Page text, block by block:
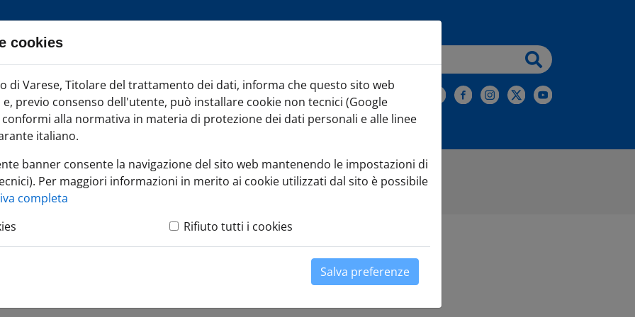
Iscriviti alla Newsletter
la forma giuridica d'impresa
forma giuridica d'impresa
cookies
di Varese, Titolare del trattamento dei dati, informa che questo sito web
previo consenso dell'utente, può installare cookie non tecnici (Google
alla normativa in materia di protezione dei dati personali e alle linee
italiano.
banner consente la navigazione del sito web mantenendo le impostazioni di
Per maggiori informazioni in merito ai cookie utilizzati dal sito è possibile
completa
Rifiuto tutti i cookies
Salva preferenze